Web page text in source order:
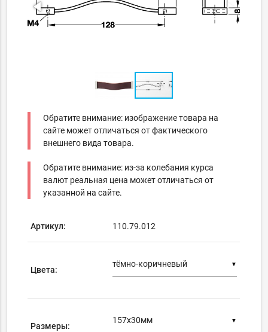
Обратите внимание: изображение товара на
сайте может отличаться от фактического
внешнего вида товара.
Обратите внимание: из-за колебания курса
валют реальная цена может отличаться от
указанной на сайте.
Артикул: 110.79.012
Цвета:
▼
Размеры:
▼